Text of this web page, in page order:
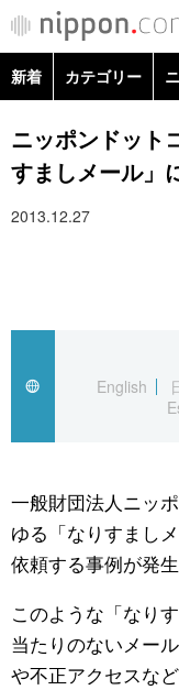
カテゴリー
経済・ビジネス
国際
文化
暮らし
トップ
アーカイブ
In-depth
Japan Data
動画/Live
Cinema
新着 カテゴリー
政治・外交
経済・ビジネス
スポーツ・東京2020
ニッポンドット
すましメール」
2013.12.27
English
一般財団法人ニッ
ゆる「なりすまし
依頼する事例が発生
このような「なり
当たりのないメー
や不正アクセスな